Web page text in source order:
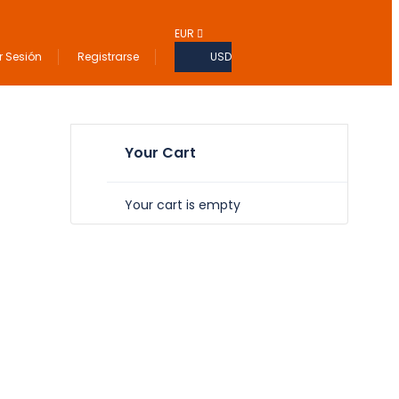
Sesión Registrarse
EUR
USD
Your Cart
Your cart is empty